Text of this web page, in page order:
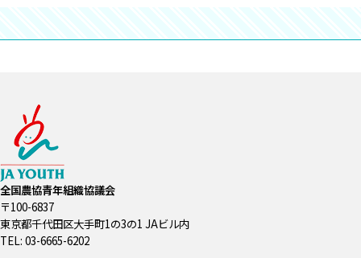
全国農協青年組織協議会
〒100-6837
東京都千代田区大手町1の3の1 JAビル内
TEL: 03-6665-6202